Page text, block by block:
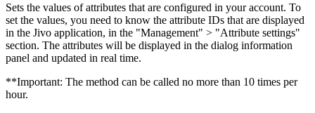
Sets the values ​​of attributes that are configured in your account. To
set the values, you need to know the attribute IDs that are displayed
in the Jivo application, in the "Management" > "Attribute settings"
section. The attributes will be displayed in the dialog information
panel and updated in real time.
**Important: The method can be called no more than 10 times per
hour.